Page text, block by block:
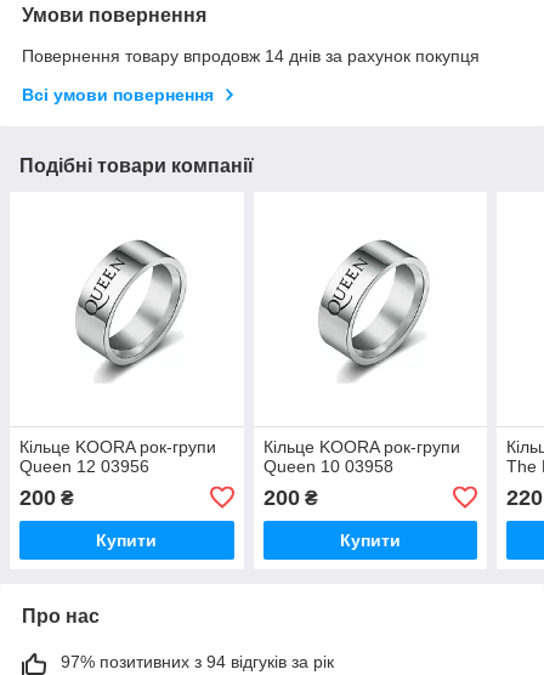
Умови повернення
Повернення товару впродовж 14 днів за рахунок покупця
Всі умови повернення
Подібні товари компанії
Кільце KOORA рок-групи
Queen 12 03956
200 ₴
Купити
Кільце KOORA рок-групи
Queen 10 03958
200₴
Купити
The
220
Про нас
97% позитивних з 94 відгуків за рік